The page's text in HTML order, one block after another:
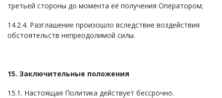
третьей стороны до момента её получения Оператором;
14.2.4. Разглашение произошло вследствие воздействия
обстоятельств непреодолимой силы.
15. Заключительные положения
15.1. Настоящая Политика действует бессрочно.